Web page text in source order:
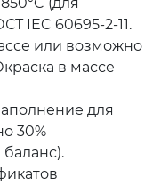
IEC 60695-2-11.
или возможно
в массе
для
30%